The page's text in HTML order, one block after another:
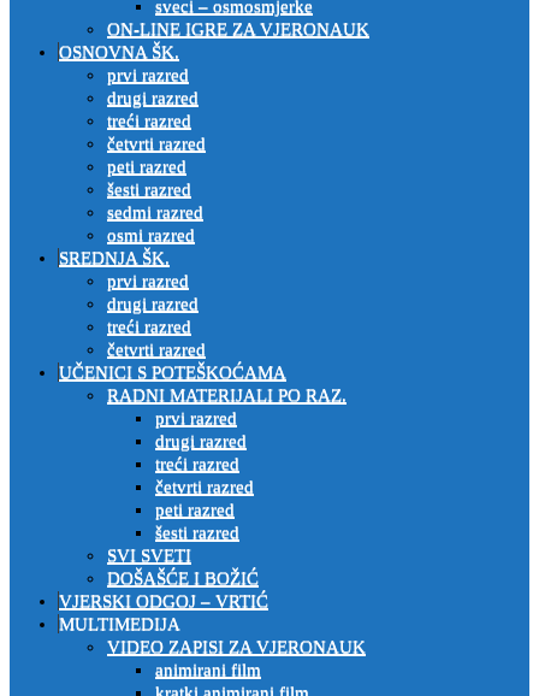
sveci – osmosmjerke
ON-LINE IGRE ZA VJERONAUK
OSNOVNA ŠK.
prvi razred
drugi razred
treći razred
četvrti razred
peti razred
šesti razred
sedmi razred
osmi razred
SREDNJA ŠK.
prvi razred
drugi razred
treći razred
četvrti razred
UČENICI S POTEŠKOĆAMA
RADNI MATERIJALI PO RAZ.
prvi razred
drugi razred
treći razred
četvrti razred
peti razred
šesti razred
SVI SVETI
DOŠAŠĆE I BOŽIĆ
VJERSKI ODGOJ – VRTIĆ
MULTIMEDIJA
VIDEO ZAPISI ZA VJERONAUK
animirani film